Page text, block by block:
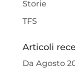
Storie
TFS
Articoli
Da Agosto